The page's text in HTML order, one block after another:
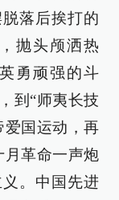
落后挨打的
抛头颅洒热
勇顽强的斗
到“师夷长技
爱国运动，再
月革命一声炮
。中国先进